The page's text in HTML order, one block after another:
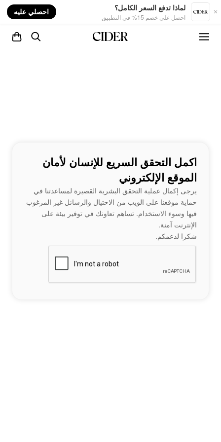
لماذا تدفع السعر الكامل؟
احصل على خصم 15% في التطبيق
احصلي عليه
اكمل التحقق السريع للإنسان لأمان
الموقع الإلكتروني
يرجى إكمال عملية التحقق البشرية القصيرة لمساعدتنا في
حماية موقعنا على الويب من الاحتيال والرسائل غير المرغوب
فيها وسوء الاستخدام. تساهم تعاونك في توفير بيئة على
الإنترنت آمنة.
شكرا لدعمكم.